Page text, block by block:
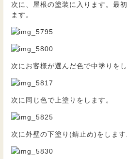
次に、屋根の塗装に入ります。最
ます。
次にお客様が選んだ色で中塗りをし
次に同じ色で上塗りをします。
次に外壁の下塗り(錆止め)をします